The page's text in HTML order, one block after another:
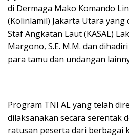
di Dermaga Mako Komando
(Kolinlamil) Jakarta Utara yang
Staf Angkatan Laut (KASAL)
Margono, S.E. M.M. dan
para tamu dan undangan
Program TNI AL yang telah
dilaksanakan secara serentak
ratusan peserta dari berbagai